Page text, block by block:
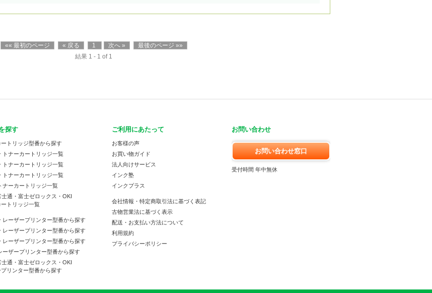
«« 最初のページ « 戻る 1 次へ »
最後のページ »»
結果 1 - 1 of 1
探す
ートリッジ型番から探す
トナーカートリッジ一覧
トナーカートリッジ一覧
トナーカートリッジ一覧
ナーカートリッジ一覧
士通・富士ゼロックス・OKI
ートリッジ一覧
レーザープリンター型番から探す
レーザープリンター型番から探す
レーザープリンター型番から探す
ーザープリンター型番から探す
士通・富士ゼロックス・OKI
プリンター型番から探す
ご利用にあたって
お客様の声
お買い物ガイド
法人向けサービス
インク塾
インクプラス
会社情報・特定商取引法に基づく表記
古物営業法に基づく表示
配送・お支払い方法について
利用規約
プライバシーポリシー
お問い合わせ
お問い合わせ窓口
受付時間 年中無休